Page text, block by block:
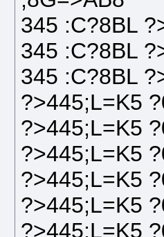
345 :C?8BL
345 :C?8BL
345 :C?8BL
?>445;L=K5
?>445;L=K5
?>445;L=K5
?>445;L=K5
?>445;L=K5
?>445;L=K5